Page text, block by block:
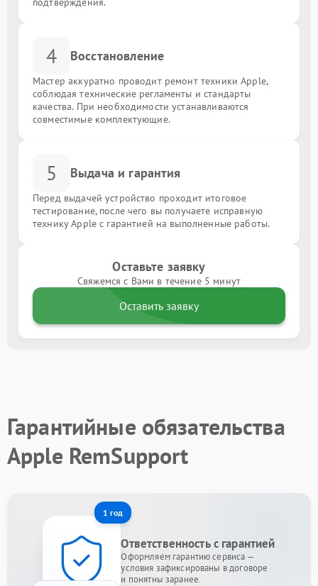
4 Восстановление
Мастер аккуратно проводит ремонт техники Apple,
соблюдая технические регламенты и стандарты
качества. При необходимости устанавливаются
совместимые комплектующие.
5 Выдача и гарантия
Перед выдачей устройство проходит итоговое
тестирование, после чего вы получаете исправную
технику Apple с гарантией на выполненные работы.
Оставьте заявку
Свяжемся с Вами в течение 5 минут
Оставить заявку
Гарантийные обязательства
Apple RemSupport
1 год
Ответственность с гарантией
Оформляем гарантию сервиса —
условия зафиксированы в договоре
и понятны заранее.